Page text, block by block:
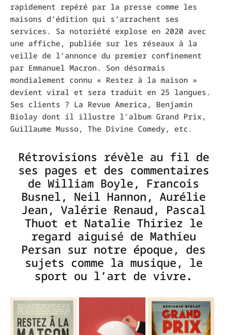
rapidement repéré par la presse comme les
maisons d’édition qui s’arrachent ses
services. Sa notoriété explose en 2020 avec
une affiche, publiée sur les réseaux à la
veille de l’annonce du premier confinement
par Emmanuel Macron.
Son désormais
mondialement connu « Restez à la maison »
devient viral et sera traduit en 25 langues.
Ses clients ? La Revue America , Benjamin
Biolay dont il illustre l’album Grand Prix,
Guillaume Musso, The Divine Comedy, etc.
Rétrovisions révèle au fil de
ses pages et des commentaires
de William Boyle , Francois
Busnel , Neil Hannon , Aurélie
Jean, Valérie Renaud, Pascal
Thuot et Natalie Thiriez le
regard aiguisé de Mathieu
Persan sur notre époque, des
sujets comme la musique, le
sport ou l’art de vivre.